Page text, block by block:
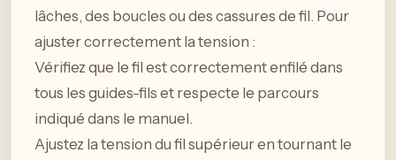
lâches, des boucles ou des cassures de fil. Pour
ajuster correctement la tension :
Vérifiez que le fil est correctement enfilé dans
tous les guides-fils et respecte le parcours
indiqué dans le manuel.
Ajustez la tension du fil supérieur en tournant le